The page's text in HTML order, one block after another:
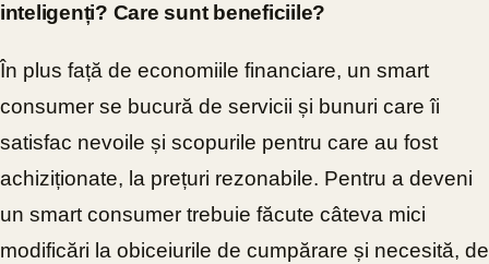
inteligenți? Care sunt beneficiile?
În plus față de economiile financiare, un smart
consumer se bucură de servicii și bunuri care îi
satisfac nevoile și scopurile pentru care au fost
achiziționate, la prețuri rezonabile. Pentru a deveni
un smart consumer trebuie făcute câteva mici
modificări la obiceiurile de cumpărare și necesită, de